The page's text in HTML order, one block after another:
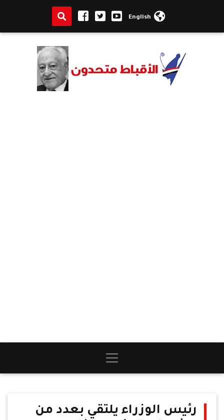
English
رئيس الوزراء يلتقي بعدد من